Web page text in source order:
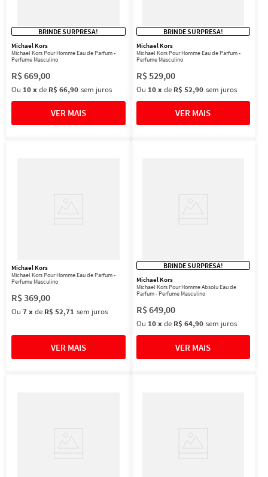
BRINDE SURPRESA!
Michael Kors
Michael Kors Pour Homme Eau de Parfum -
Perfume Masculino
R$669,00
Ou 10xde R$ 66,90 sem juros
BRINDE SURPRESA!
Michael Kors
Michael Kors Pour Homme Eau de Parfum -
Perfume Masculino
R$529,00
Ou 10 xde R$ 52,90 sem juros
Michael Kors
Michael Kors Pour Homme Eau de Parfum -
Perfume Masculino
R$369,00
Ou 7xde R$ 52,71 sem juros
BRINDE SURPRESA!
Michael Kors
Michael Kors Pour Homme Absolu Eau de
Parfum - Perfume Masculino
R$649,00
Ou 10 xde R$ 64,90 sem juros